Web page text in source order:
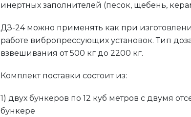
инертных заполнителей (песок, щебень,
ДЗ-24 можно применять как при
работе вибропрессующих установок. Тип
взвешивания от 500 кг до 2200 кг.
Комплект поставки состоит из:
1) двух бункеров по 12 куб метров с двумя
бункере